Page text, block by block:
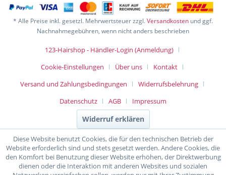
* Alle Preise inkl. gesetzl. Mehrwertsteuer zzgl.Versandkosten und ggf.
Nachnahmegebühren, wenn nicht anders beschrieben
123-Hairshop - Händler-Login (Anmeldung)
Cookie-Einstellungen
Über uns
Kontakt
Versand und Zahlungsbedingungen
Widerrufsbelehrung
Datenschutz
AGB Impressum
Widerruf erklären
Diese Website benutzt Cookies, die für den technischen Betrieb der
Website erforderlich sind und stets gesetzt werden. Andere Cookies, die
den Komfort bei Benutzung dieser Website erhöhen, der Direktwerbung
dienen oder die Interaktion mit anderen Websites und sozialen